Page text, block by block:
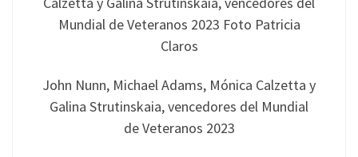
John Nunn, Michael Adams, Mónica Calzetta y
Galina Strutinskaia, vencedores del Mundial
de Veteranos 2023